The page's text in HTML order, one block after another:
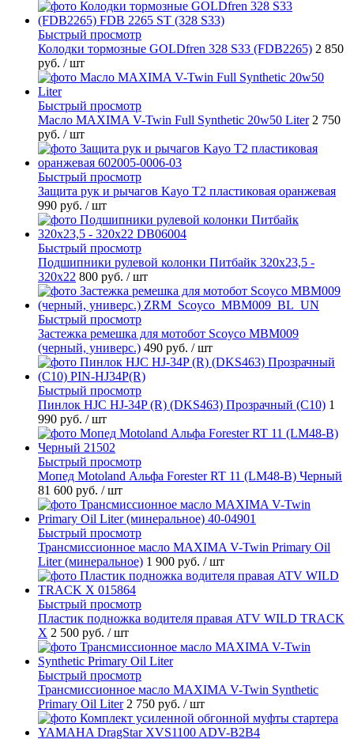
Быстрый просмотр
Колодки тормозные GOLDfren 328 S33 (FDB2265) 2 850
руб. / шт
Быстрый просмотр
Масло MAXIMA V-Twin Full Synthetic 20w50 Liter 2 750
руб. / шт
Быстрый просмотр
Защита рук и рычагов Kayo T2 пластиковая оранжевая
990 руб. / шт
Быстрый просмотр
Подшипники рулевой колонки Питбайк 320x23,5 -
320x22 800 руб. / шт
Быстрый просмотр
Застежка ремешка для мотобот Scoyco MBM009
(черный, универс.) 490 руб. / шт
Быстрый просмотр
Пинлок HJC HJ-34P (R) (DKS463) Прозрачный (C10) 1
990 руб. / шт
Быстрый просмотр
Мопед Motoland Альфа Forester RT 11 (LM48-B) Черный
81 600 руб. / шт
Быстрый просмотр
Трансмиссионное масло MAXIMA V-Twin Primary Oil
Liter (минеральное) 1 900 руб. / шт
Быстрый просмотр
Пластик подножка водителя правая ATV WILD TRACK
X 2 500 руб. / шт
Быстрый просмотр
Трансмиссионное масло MAXIMA V-Twin Synthetic
Primary Oil Liter 2 750 руб. / шт